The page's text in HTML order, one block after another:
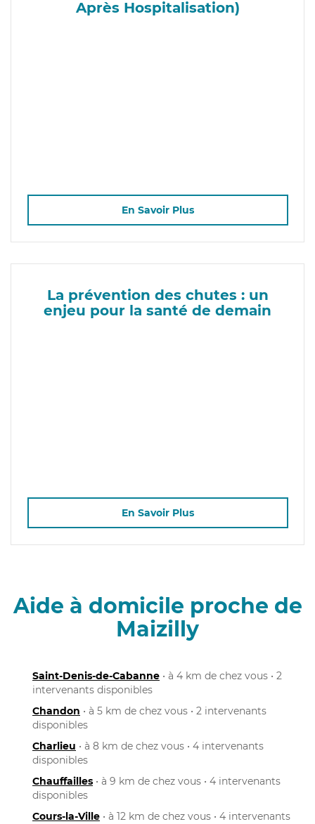
Après Hospitalisation)
En Savoir Plus
La prévention des chutes : un
enjeu pour la santé de demain
En Savoir Plus
Aide à domicile proche de
Maizilly
Saint-Denis-de-Cabanne • à 4 km de chez vous • 2
intervenants disponibles
Chandon • à 5 km de chez vous • 2 intervenants
disponibles
Charlieu • à 8 km de chez vous • 4 intervenants
disponibles
Chauffailles • à 9 km de chez vous • 4 intervenants
disponibles
Cours-la-Ville • à 12 km de chez vous • 4 intervenants